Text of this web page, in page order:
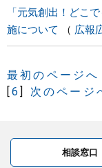
「元気創出！どこ
施について
広報
最初のページへ
[6] 次のページ
相談窓口